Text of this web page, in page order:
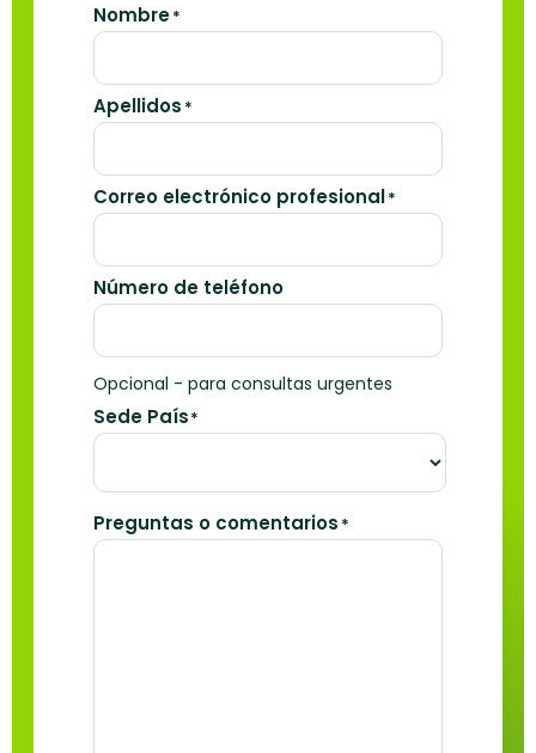
Nombre*
Apellidos *
Correo electrónico profesional*
Número de teléfono
Opcional - para consultas urgentes
Sede País*
Preguntas o comentarios *